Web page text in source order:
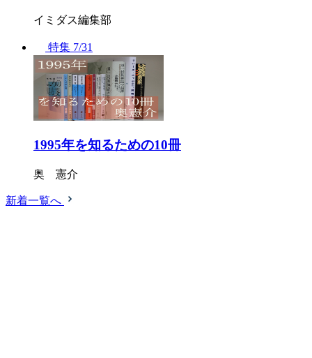
イミダス編集部
特集 7/31
1995年を知るための10冊
奥 憲介
新着一覧へ